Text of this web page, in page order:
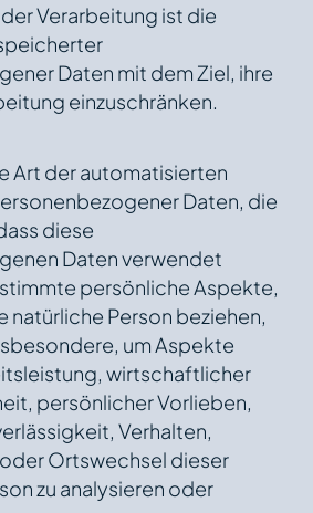
Verarbeitung ist die
Daten mit dem Ziel, ihre
einzuschränken.
Art der automatisierten
Daten, die
diese
Daten verwendet
persönliche Aspekte,
natürliche Person beziehen,
um Aspekte
wirtschaftlicher
persönlicher Vorlieben,
Verhalten,
Ortswechsel dieser
zu analysieren oder